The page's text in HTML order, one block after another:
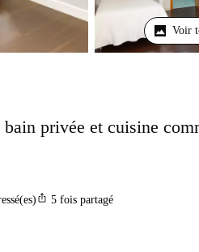
Voir
privée et cuisine
ios_share 5 fois partagé